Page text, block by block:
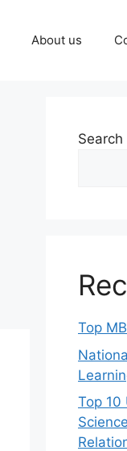
About us
Search
Top
Top 10